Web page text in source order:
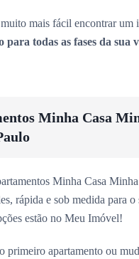
mais fácil encontrar um
para todas as fases da sua
Minha Casa
Minha Casa
rápida e sob medida para
estão no Meu Imóvel!
primeiro apartamento ou